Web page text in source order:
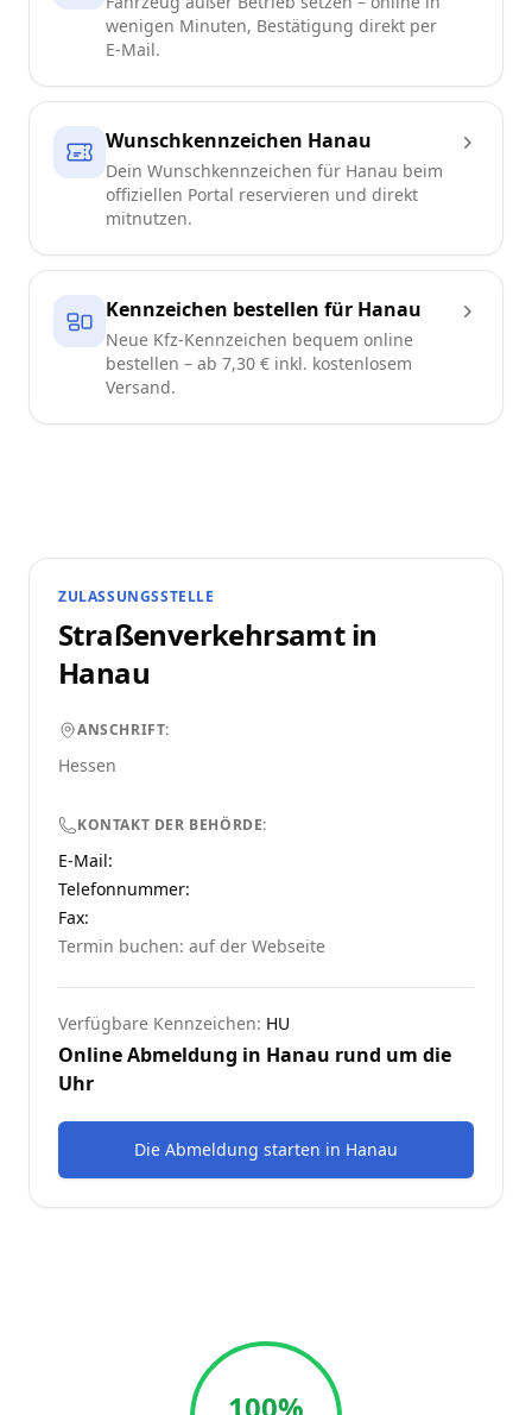
wenigen Minuten, Bestätigung direkt per
E-Mail.
Wunschkennzeichen Hanau
Dein Wunschkennzeichen für Hanau beim
offiziellen Portal reservieren und direkt
mitnutzen.
Kennzeichen bestellen für Hanau
Neue Kfz-Kennzeichen bequem online
bestellen – ab 7,30 € inkl. kostenlosem
Versand.
ZULASSUNGSSTELLE
Straßenverkehrsamt in
Hanau
ANSCHRIFT:
Hessen
KONTAKT DER BEHÖRDE:
E-Mail:
Telefonnummer:
Fax:
Termin buchen: auf der Webseite
Verfügbare Kennzeichen: HU
Online Abmeldung in Hanau rund um die
Uhr
Die Abmeldung starten in Hanau